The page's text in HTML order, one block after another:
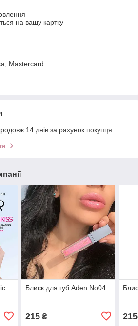
на вашу картку
Mastercard
14 днів за рахунок покупця
Блиск для губ Aden No04
215₴ 215